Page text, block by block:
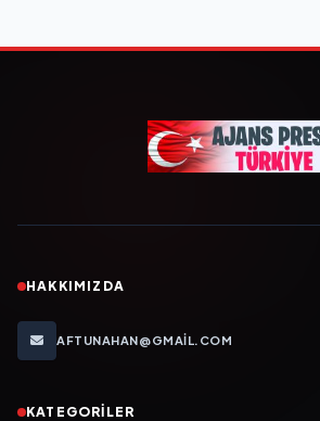
HAKKIMIZDA
AFTUNAHAN@GMAIL.COM
KATEGORILER